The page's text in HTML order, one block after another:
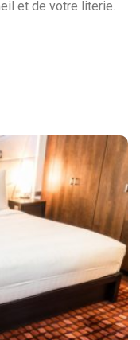
et de votre literie.